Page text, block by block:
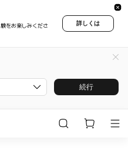
をお楽しみくださ
詳しくは
続行